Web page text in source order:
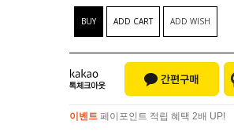
BUY ADD CART ADD WISH
이벤트 페이포인트 적립 혜택 2배 UP!